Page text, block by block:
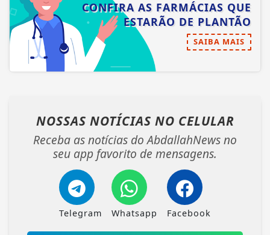
CONFIRA AS FARMÁCIAS QUE
ESTARÃO DE PLANTÃO
SAIBA MAIS
NOSSAS NOTÍCIAS NO CELULAR
Receba as notícias do AbdallahNews no
seu app favorito de mensagens.
Telegram Whatsapp Facebook